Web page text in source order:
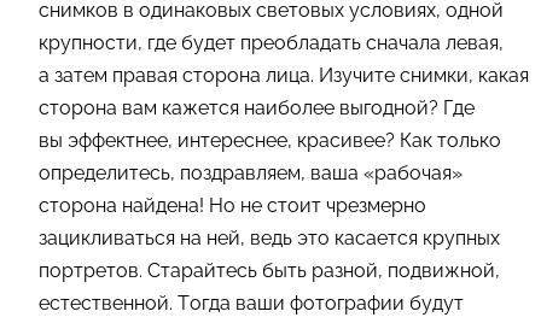
снимков в одинаковых световых условиях, одной
крупности, где будет преобладать сначала левая,
а затем правая сторона лица. Изучите снимки, какая
сторона вам кажется наиболее выгодной? Где
вы эффектнее, интереснее, красивее? Как только
определитесь, поздравляем, ваша «рабочая»
сторона найдена! Но не стоит чрезмерно
зацикливаться на ней, ведь это касается крупных
портретов. Старайтесь быть разной, подвижной,
естественной. Тогда ваши фотографии будут